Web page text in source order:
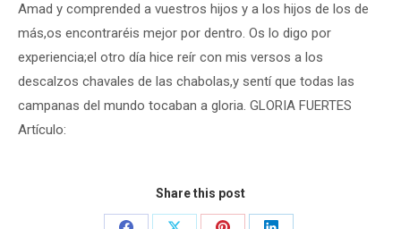
Amad y comprended a vuestros hijos y a los hijos de los de
más,os encontraréis mejor por dentro. Os lo digo por
experiencia;el otro día hice reír con mis versos a los
descalzos chavales de las chabolas,y sentí que todas las
campanas del mundo tocaban a gloria. GLORIA FUERTES
Artículo:
Share this post